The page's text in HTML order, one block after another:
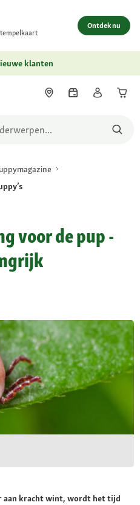
Ontdek nu
klanten
voor de pup -
aan kracht wint, wordt het tijd